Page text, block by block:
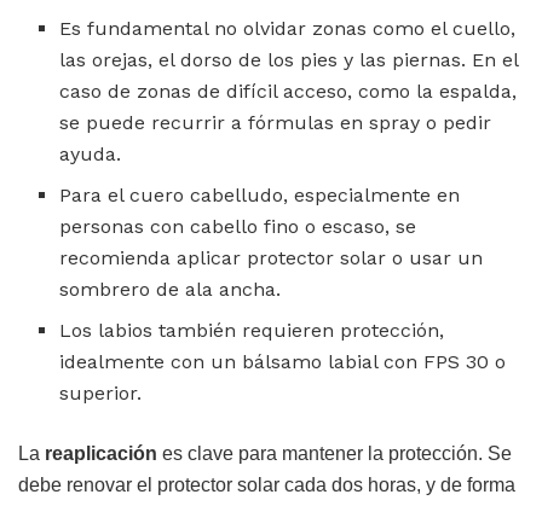
Es fundamental no olvidar zonas como el cuello,
las orejas, el dorso de los pies y las piernas. En el
caso de zonas de difícil acceso, como la espalda,
se puede recurrir a fórmulas en spray o pedir
ayuda.
Para el cuero cabelludo, especialmente en
personas con cabello fino o escaso, se
recomienda aplicar protector solar o usar un
sombrero de ala ancha.
Los labios también requieren protección,
idealmente con un bálsamo labial con FPS 30 o
superior.
La reaplicación es clave para mantener la protección. Se
debe renovar el protector solar cada dos horas, y de forma